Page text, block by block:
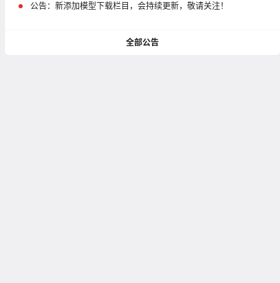
公告： 新添加模型下载栏目，会持续更新，敬请关注！
全部公告